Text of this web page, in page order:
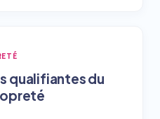
qualifiantes du